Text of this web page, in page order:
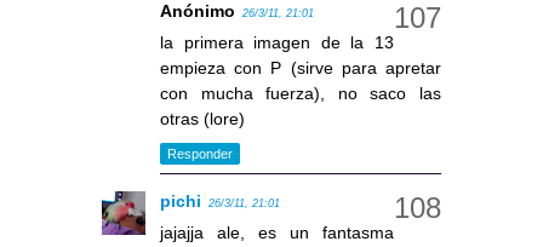
Anónimo 26/3/11, 21:01
la primera imagen de la 13
empieza con P (sirve para apretar
con mucha fuerza), no saco las
otras (lore)
Responder
pichi 26/3/11, 21:01
jajajja ale, es un fantasma